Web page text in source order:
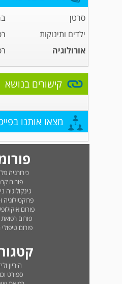
סרטן
ילדים ותינוקות
אורולוגיה
קישורים בנושא
מצאו אותנו
כירורגיה
פורום
גינקולוגיה
פרוקטולוגיה
פורום
פורום רפואת
פורום
היריון
ספורט